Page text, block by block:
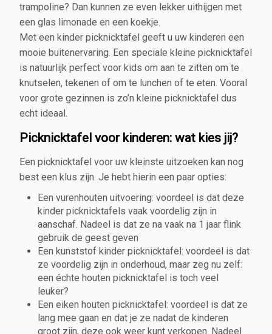
trampoline? Dan kunnen ze even lekker uithijgen met
een glas limonade en een koekje.
Met een kinder picknicktafel geeft u uw kinderen een
mooie buitenervaring. Een speciale kleine picknicktafel
is natuurlijk perfect voor kids om aan te zitten om te
knutselen, tekenen of om te lunchen of te eten. Vooral
voor grote gezinnen is zo’n kleine picknicktafel dus
echt ideaal.
Picknicktafel voor kinderen: wat kies jij?
Een picknicktafel voor uw kleinste uitzoeken kan nog
best een klus zijn. Je hebt hierin een paar opties:
Een vurenhouten uitvoering: voordeel is dat deze
kinder picknicktafels vaak voordelig zijn in
aanschaf. Nadeel is dat ze na vaak na 1 jaar flink
gebruik de geest geven
Een kunststof kinder picknicktafel: voordeel is dat
ze voordelig zijn in onderhoud, maar zeg nu zelf:
een échte houten picknicktafel is toch veel
leuker?
Een eiken houten picknicktafel: voordeel is dat ze
lang mee gaan en dat je ze nadat de kinderen
groot zijn, deze ook weer kunt verkopen. Nadeel